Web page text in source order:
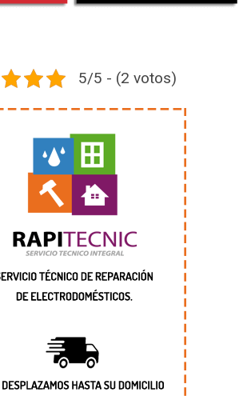
5/5 - (2 votos)